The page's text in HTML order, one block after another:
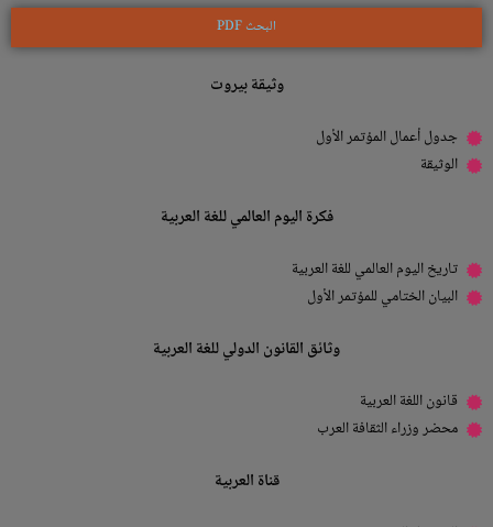
البحث PDF
وثيقة بيروت
جدول أعمال المؤتمر الأول
الوثيقة
فكرة اليوم العالمي للغة العربية
تاريخ اليوم العالمي للغة العربية
البيان الختامي للمؤتمر الأول
وثائق القانون الدولي للغة العربية
قانون اللغة العربية
محضر وزراء الثقافة العرب
قناة العربية